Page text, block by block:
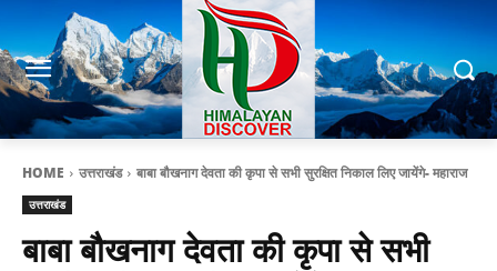
HOME उत्तराखंड बाबा बौखनाग देवता की कृपा से सभी सुरक्षित निकाल लिए जायेंगे- महाराज
उत्तराखंड
बाबा बौखनाग देवता की कृपा से सभी